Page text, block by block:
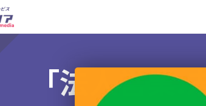
「法人営業